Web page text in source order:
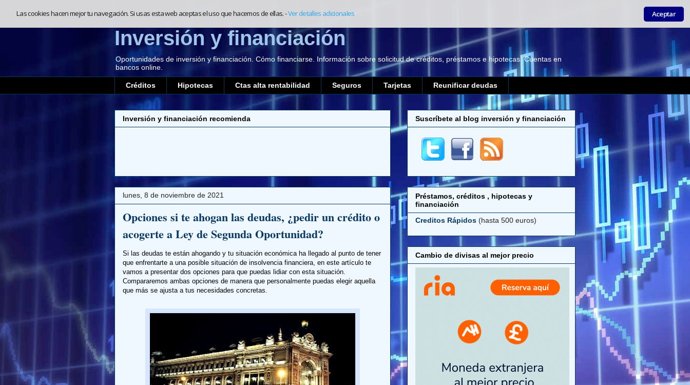
Las cookies hacen mejor tu navegación. Si usas esta web aceptas el uso que hacemos de ellas.-Ver detalles adicionales Aceptar
Inversión y financiación
Oportunidades de inversión y financiación. Cómo financiarse. Información sobre solicitud de créditos, préstamos e hipotecas. Cuentas en
bancos online.
Créditos Hipotecas Ctas alta rentabilidad Seguros Tarjetas Reunificar deudas
Inversión y financiación recomienda
lunes, 8 de noviembre de 2021
Opciones si te ahogan las deudas, ¿pedir un crédito o
acogerte a Ley de Segunda Oportunidad?
Si las deudas te están ahogando y tu situación económica ha llegado al punto de tener
que enfrentarte a una posible situación de insolvencia financiera, en este artículo te
vamos a presentar dos opciones para que puedas lidiar con esta situación.
Compararemos ambas opciones de manera que personalmente puedas elegir aquella
que más se ajusta a tus necesidades concretas.
Suscríbete al blog inversión y financiación
Préstamos, créditos , hipotecas y
financiación
Creditos Rápidos (hasta 500 euros)
Cambio de divisas al mejor precio